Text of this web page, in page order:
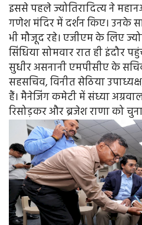
इससे पहले ज्योतिरादित्य ने
गणेश मंदिर में दर्शन किए। उनके
भी मौजूद रहे। एजीएम के लिए
सिंधिया सोमवार रात ही इंदौर
सुधीर असनानी एमपीसीए के
सहसचिव, विनीत सेठिया
हैं। मैनेजिंग कमेटी में संध्या
रिसोड़कर और ब्रजेश राणा को